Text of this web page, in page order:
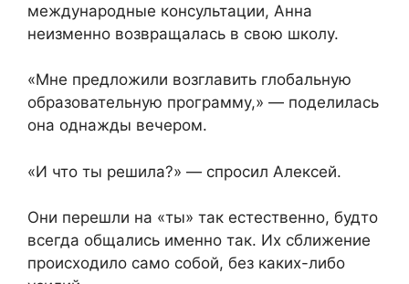
международные консультации, Анна
неизменно возвращалась в свою школу.
«Мне предложили возглавить глобальную
образовательную программу,» — поделилась
она однажды вечером.
«И что ты решила?» — спросил Алексей.
Они перешли на «ты» так естественно, будто
всегда общались именно так. Их сближение
происходило само собой, без каких-либо